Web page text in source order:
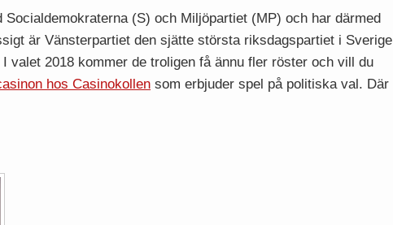
(S) och Miljöpartiet (MP) och har därmed
är Vänsterpartiet den sjätte största riksdagspartiet i Sverige
2018 kommer de troligen få ännu fler röster och vill du
hos Casinokollen som erbjuder spel på politiska val. Där